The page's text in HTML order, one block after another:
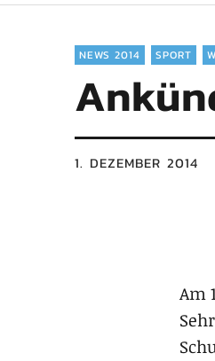
NEWS 2014 SPORT
1. DEZEMBER 2014
Am